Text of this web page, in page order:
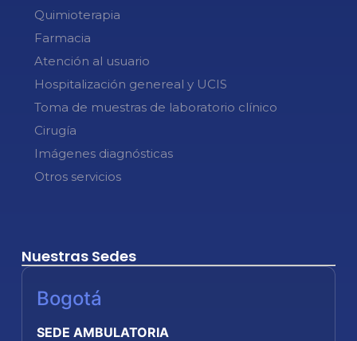
Quimioterapia
Farmacia
Atención al usuario
Hospitalización genereal y UCIS
Toma de muestras de laboratorio clínico
Cirugía
Imágenes diagnósticas
Otros servicios
Nuestras Sedes
Bogotá
SEDE AMBULATORIA